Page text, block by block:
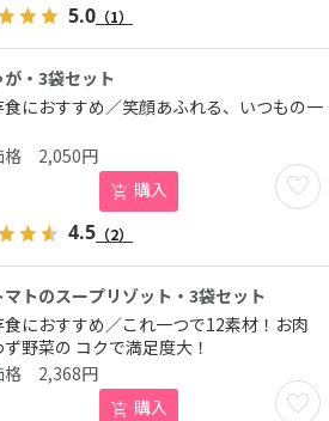
5.0 （1）
が・3袋セット
におすすめ／笑顔あふれる、いつもの一
お気
2,050円
購入
4.5 （2）
トのスープリゾット・3袋セット
におすすめ／これ一つで12素材！お肉
野菜の コクで満足度大！
お気
2,368円
購入